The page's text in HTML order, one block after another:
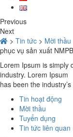
Previous
Next
> Tin tức > Mời thầu
phục vụ sản xuất NMPB
Lorem Ipsum is simply
industry. Lorem Ipsum
has been the
Tin hoạt động
Mời thầu
Tuyển dụng
Tin tức liên quan